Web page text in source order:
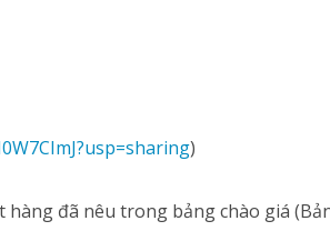
)
đã nêu trong bảng chào giá